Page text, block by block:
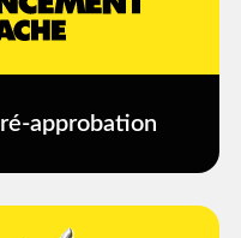
approbation